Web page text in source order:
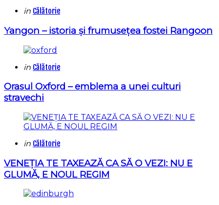
Categories
Posted
in Călătorie
Yangon – istoria și frumusețea fostei Rangoon
Categories
Posted
in Călătorie
Orasul Oxford – emblema a unei culturi
stravechi
Categories
Posted
in Călătorie
VENEȚIA TE TAXEAZĂ CA SĂ O VEZI: NU E
GLUMĂ, E NOUL REGIM